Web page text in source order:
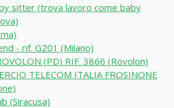
sitter (trova lavoro come baby
- rif. G201 (Milano)
(PD) RIF. 3866 (Rovolon)
TELECOM ITALIA FROSINONE
(Siracusa)